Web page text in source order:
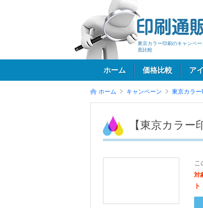
東京カラー印刷のキャンペ
底比較
ホーム 価格比較 ア
ホーム キャンペーン 東京カラー
【東京カラ
こ
対